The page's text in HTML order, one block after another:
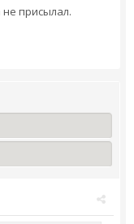
присылал.